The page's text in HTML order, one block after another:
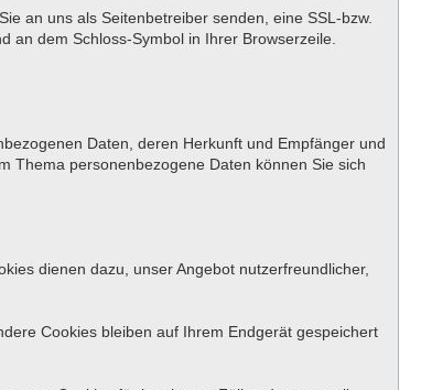
an uns als Seitenbetreiber senden, eine SSL-bzw.
an dem Schloss-Symbol in Ihrer Browserzeile.
Daten, deren Herkunft und Empfänger und
Thema personenbezogene Daten können Sie sich
dienen dazu, unser Angebot nutzerfreundlicher,
Cookies bleiben auf Ihrem Endgerät gespeichert